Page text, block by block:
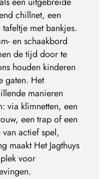
chillnet, een
met bankjes.
en schaakbord
de tijd door te
houden kinderen
gaten. Het
manieren
via klimnetten, een
een trap of een
actief spel,
maakt Het Jagthuys
voor